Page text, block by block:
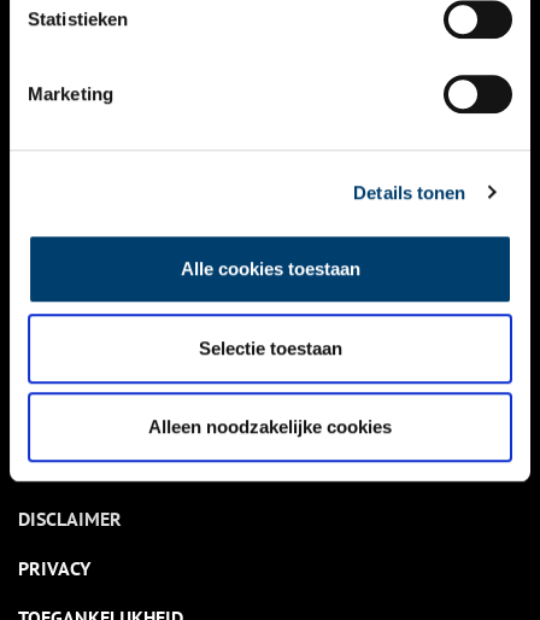
Statistieken
Marketing
Details tonen
Alle cookies toestaan
Selectie toestaan
Alleen noodzakelijke cookies
NIEUWS
KALENDER
ACTIVITEITEN
NIEUWSBRIEF
DISCLAIMER
PRIVACY